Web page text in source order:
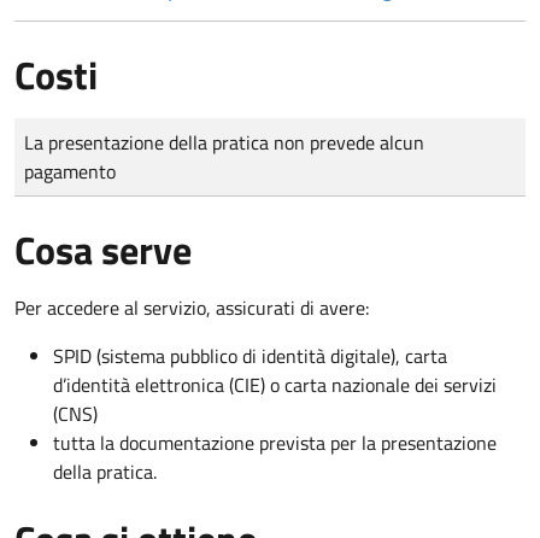
Costi
Tipo di pagamento
Importo
La presentazione della pratica non prevede alcun
pagamento
Cosa serve
Per accedere al servizio, assicurati di avere:
SPID (sistema pubblico di identità digitale), carta
d’identità elettronica (CIE) o carta nazionale dei servizi
(CNS)
tutta la documentazione prevista per la presentazione
della pratica.